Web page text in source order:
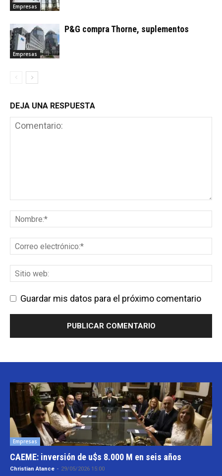
Empresas
Empresas
P&G compra Thorne, suplementos
DEJA UNA RESPUESTA
Guardar mis datos para el próximo comentario
Empresas
CAEME: inversión de u$s 8.000 M en seis años
Christian Atance - 29/05/2026 15:00